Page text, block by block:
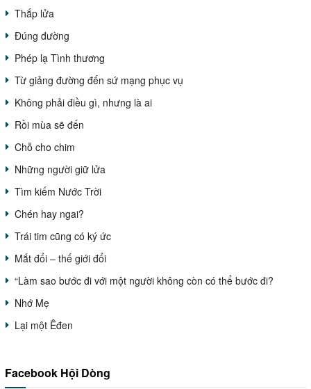
Thắp lửa
Đúng đường
Phép lạ Tình thương
Từ giảng đường đến sứ mạng phục vụ
Không phải điều gì, nhưng là ai
Rồi mùa sẽ đến
Chỗ cho chim
Những người giữ lửa
Tìm kiếm Nước Trời
Chén hay ngai?
Trái tim cũng có ký ức
Mắt đổi – thế giới đổi
“Làm sao bước đi với một người không còn có thể bước đi?
Nhớ Mẹ
Lại một Êđen
Facebook Hội Dòng